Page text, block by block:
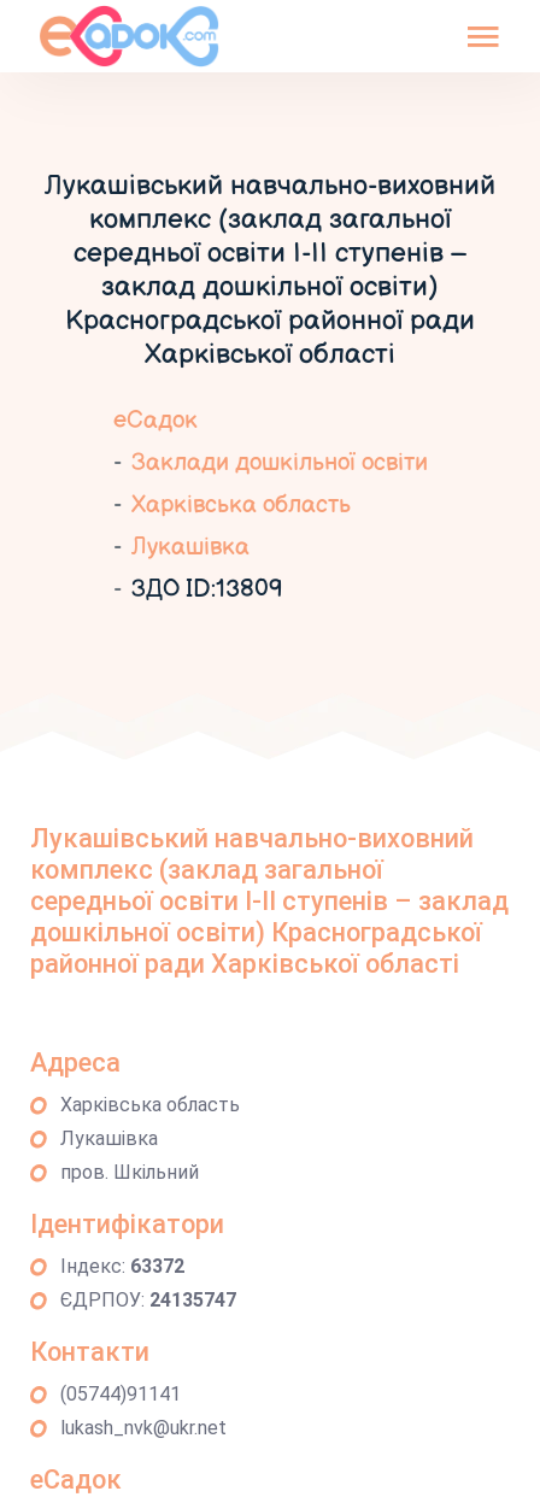
Лукашівський навчально-виховний
комплекс (заклад загальної
середньої освіти І-ІІ ступенів –
заклад дошкільної освіти)
Красноградської районної ради
Харківської області
еСадок
Заклади дошкільної освіти
Харківська область
Лукашівка
ЗДО ID:13809
Лукашівський навчально-виховний
комплекс (заклад загальної
середньої освіти І-ІІ ступенів – заклад
дошкільної освіти) Красноградської
районної ради Харківської області
Адреса
Харківська область
Лукашівка
пров. Шкільний
Ідентифікатори
Індекс: 63372
ЄДРПОУ: 24135747
Контакти
(05744)91141
lukash_nvk@ukr.net
еСадок